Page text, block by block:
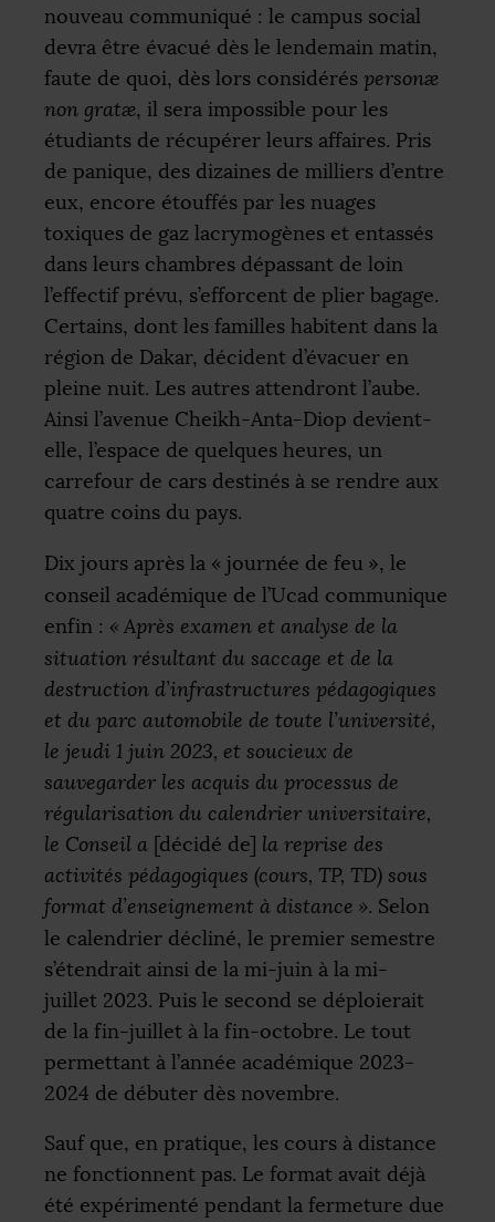
nouveau communiqué : le campus social
devra être évacué dès le lendemain matin,
faute de quoi, dès lors considérés personæ
non gratæ, il sera impossible pour les
étudiants de récupérer leurs affaires. Pris
de panique, des dizaines de milliers d’entre
eux, encore étouffés par les nuages
toxiques de gaz lacrymogènes et entassés
dans leurs chambres dépassant de loin
l’effectif prévu, s’efforcent de plier bagage.
Certains, dont les familles habitent dans la
région de Dakar, décident d’évacuer en
pleine nuit. Les autres attendront l’aube.
Ainsi l’avenue Cheikh-Anta-Diop devient-
elle, l’espace de quelques heures, un
carrefour de cars destinés à se rendre aux
quatre coins du pays.
Dix jours après la « journée de feu », le
conseil académique de l’Ucad communique
enfin : « Après examen et analyse de la
situation résultant du saccage et de la
destruction d’infrastructures pédagogiques
et du parc automobile de toute l’université,
le jeudi 1 juin 2023, et soucieux de
sauvegarder les acquis du processus de
régularisation du calendrier universitaire,
le Conseil a [décidé de] la reprise des
activités pédagogiques (cours, TP, TD) sous
format d’enseignement à distance ». Selon
le calendrier décliné, le premier semestre
s’étendrait ainsi de la mi-juin à la mi-
juillet 2023. Puis le second se déploierait
de la fin-juillet à la fin-octobre. Le tout
permettant à l’année académique 2023-
2024 de débuter dès novembre.
Sauf que, en pratique, les cours à distance
ne fonctionnent pas. Le format avait déjà
été expérimenté pendant la fermeture due